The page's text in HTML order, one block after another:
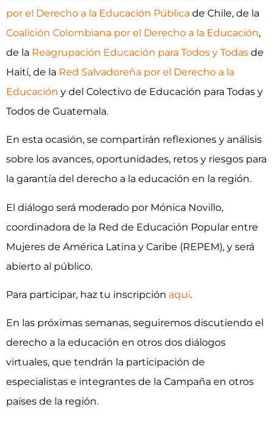
por el Derecho a la Educación Pública de Chile, de la
Coalición Colombiana por el Derecho a la Educación,
de la Reagrupación Educación para Todos y Todas de
Haití, de la Red Salvadoreña por el Derecho a la
Educación y del Colectivo de Educación para Todas y
Todos de Guatemala.
En esta ocasión, se compartirán reflexiones y análisis
sobre los avances, oportunidades, retos y riesgos para
la garantía del derecho a la educación en la región.
El diálogo será moderado por Mónica Novillo,
coordinadora de la Red de Educación Popular entre
Mujeres de América Latina y Caribe (REPEM), y será
abierto al público.
Para participar, haz tu inscripción aquí.
En las próximas semanas, seguiremos discutiendo el
derecho a la educación en otros dos diálogos
virtuales, que tendrán la participación de
especialistas e integrantes de la Campaña en otros
países de la región.